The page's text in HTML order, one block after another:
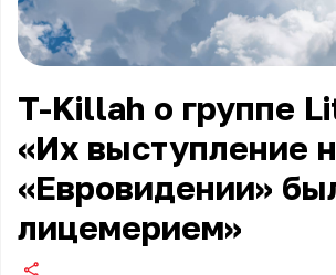
T-Killah о группе
«Их выступление
«Евровидении»
лицемерием»